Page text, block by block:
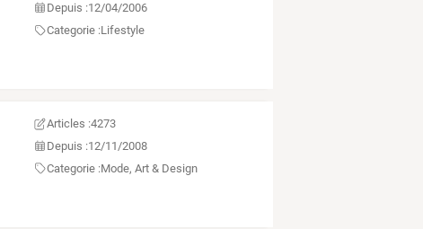
Depuis :12/04/2006
Categorie :Lifestyle
Articles :4273
Depuis :12/11/2008
Categorie :Mode, Art & Design